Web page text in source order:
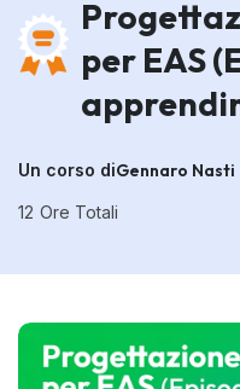
per EAS
Un corso diGennaro Nasti
12 Ore Totali